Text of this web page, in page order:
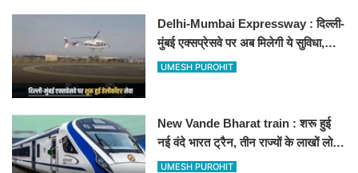
Delhi-Mumbai Expressway : दिल्ली-
मुंबई एक्सप्रेसवे पर अब मिलेगी ये सुविधा,
हेलीकॉप्टर सर्विस से तुरंत घायल पहुंचेगा
UMESH PUROHIT
New Vande Bharat train : शरू हुई
नई वंदे भारत ट्रैन, तीन राज्यों के लाखों लोगों
का सफर होगा आसान, देखें पूरा रूटमैप
UMESH PUROHIT